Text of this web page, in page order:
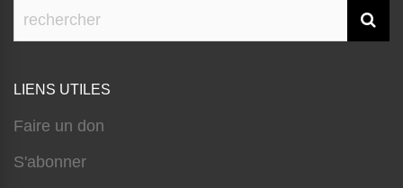
LIENS UTILES
Faire un don
S'abonner